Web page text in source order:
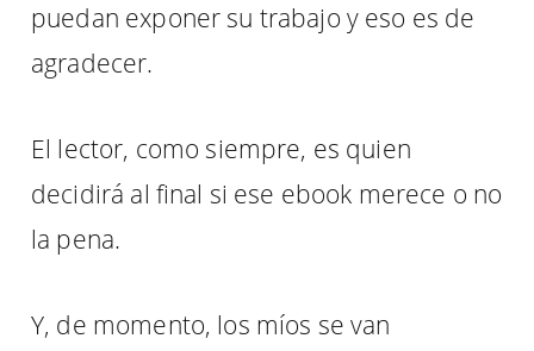
puedan exponer su trabajo y eso es de
agradecer.
El lector, como siempre, es quien
decidirá al final si ese ebook merece o no
la pena.
Y, de momento, los míos se van